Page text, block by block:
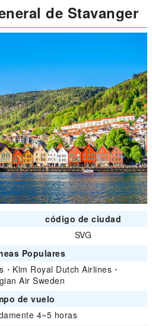
de Stavanger
código de ciudad
SVG
Populares
・ Klm Royal Dutch Airlines ・
Air Sweden
de vuelo
4~5 horas